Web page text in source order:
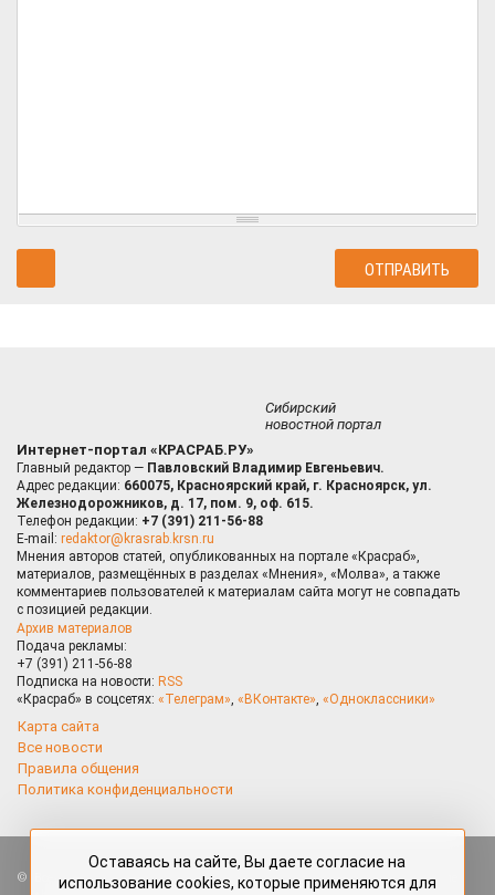
Сибирский
новостной портал
Интернет-портал «КРАСРАБ.РУ»
Главный редактор — Павловский Владимир Евгеньевич.
Адрес редакции: 660075, Красноярский край, г. Красноярск, ул.
Железнодорожников, д. 17, пом. 9, оф. 615.
Телефон редакции: +7 (391) 211-56-88
E-mail: redaktor@krasrab.krsn.ru
Мнения авторов статей, опубликованных на портале «Красраб»,
материалов, размещённых в разделах «Мнения», «Молва», а также
комментариев пользователей к материалам сайта могут не совпадать
с позицией редакции.
Архив материалов
Подача рекламы:
+7 (391) 211-56-88
Подписка на новости: RSS
«Красраб» в соцсетях: «Телеграм», «ВКонтакте», «Одноклассники»
Карта сайта
Все новости
Правила общения
Политика конфиденциальности
Все права защищены. Любые материалы, размещённые на портале
Оставаясь на сайте, Вы даете согласие на
использование cookies, которые применяются для